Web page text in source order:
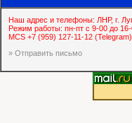
Наш адрес и телефоны: ЛНР, г.
Режим работы: пн-пт с 9-00 до
MCS +7 (959) 127-11-12 (Telegram)
» Отправить письмо